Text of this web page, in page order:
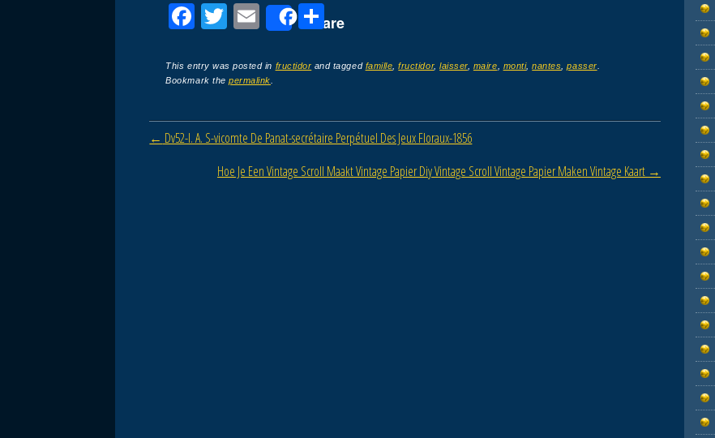
F
c
e
b
o
T
tt
er
E
ail
Share
P
ta
er
This entry was posted in fructidor and tagged famille ,fructidor,laisser, maire monti,nantes ,passer
Bookmark thepermalink
Post navigation
← Dv52-l. A. S-vicomte De Panat-secrétaire Perpétuel Des Jeux Floraux-1856
Hoe Je Een Vintage Scroll Maakt Vintage Papier Diy Vintage Scroll Vintage Papier Maken Vintage Kaart →